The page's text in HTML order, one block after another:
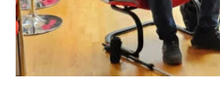
ODJELI
DOKUMENTI
KONTAKT